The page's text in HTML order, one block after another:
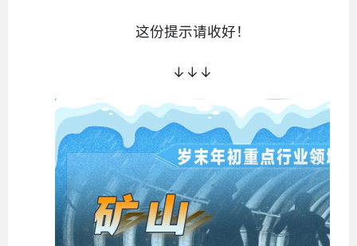
这份提示请收好！
↓↓↓